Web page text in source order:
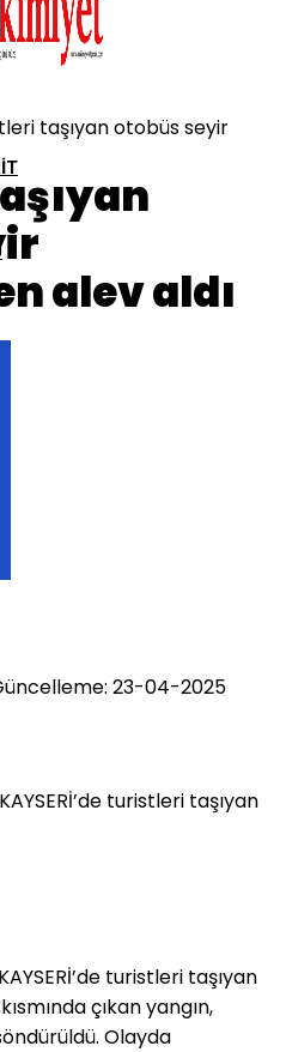
taşıyan otobüs seyir
alev aldı
23-04-2025
turistleri taşıyan
çıkan yangın,
Olayda